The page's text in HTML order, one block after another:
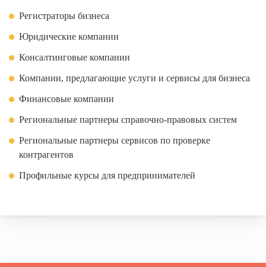
Регистраторы бизнеса
Юридические компании
Консалтинговые компании
Компании, предлагающие услуги и сервисы для бизнеса
Финансовые компании
Региональные партнеры справочно-правовых систем
Региональные партнеры сервисов по проверке
контрагентов
Профильные курсы для предпринимателей